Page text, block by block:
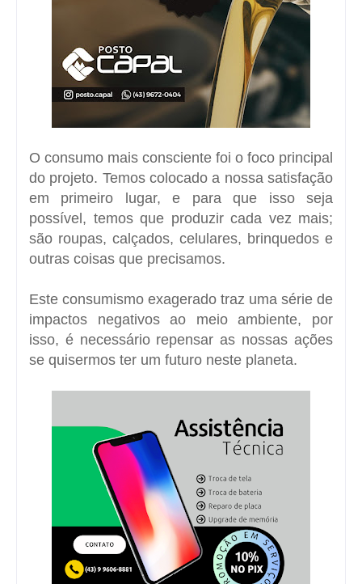
O consumo mais consciente foi o foco principal
do projeto. Temos colocado a nossa satisfação
em primeiro lugar, e para que isso seja
possível, temos que produzir cada vez mais;
são roupas, calçados, celulares, brinquedos e
outras coisas que precisamos.
Este consumismo exagerado traz uma série de
impactos negativos ao meio ambiente, por
isso, é necessário repensar as nossas ações
se quisermos ter um futuro neste planeta.